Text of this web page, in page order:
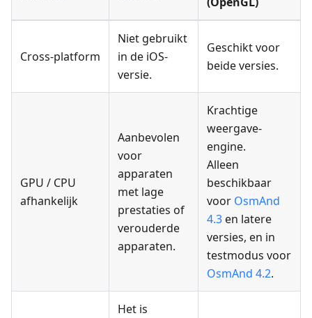
Cross-platform
Niet gebruikt
in de iOS-
versie.
Geschikt voor
beide versies.
GPU / CPU
afhankelijk
Aanbevolen
voor
apparaten
met lage
prestaties of
verouderde
apparaten.
Krachtige
weergave-
engine.
Alleen
beschikbaar
voor OsmAnd
4.3en latere
versies, en in
testmodus voor
OsmAnd 4.2.
Het is